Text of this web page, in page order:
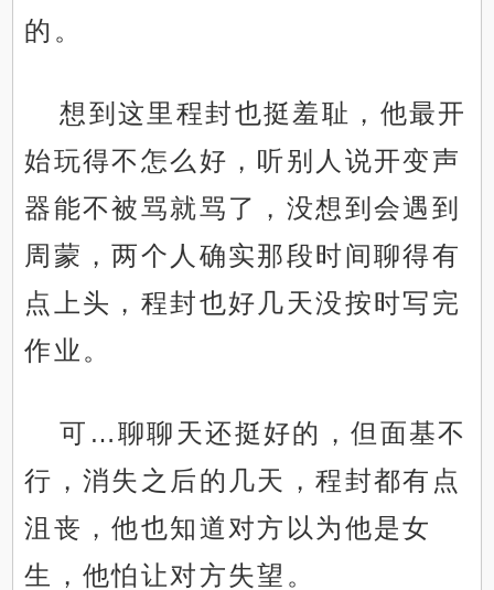
的。
想到这里程封也挺羞耻，他最开
始玩得不怎么好，听别人说开变声
器能不被骂就骂了，没想到会遇到
周蒙，两个人确实那段时间聊得有
点上头，程封也好几天没按时写完
作业。
可…聊聊天还挺好的，但面基不
行，消失之后的几天，程封都有点
沮丧，他也知道对方以为他是女
生，他怕让对方失望。